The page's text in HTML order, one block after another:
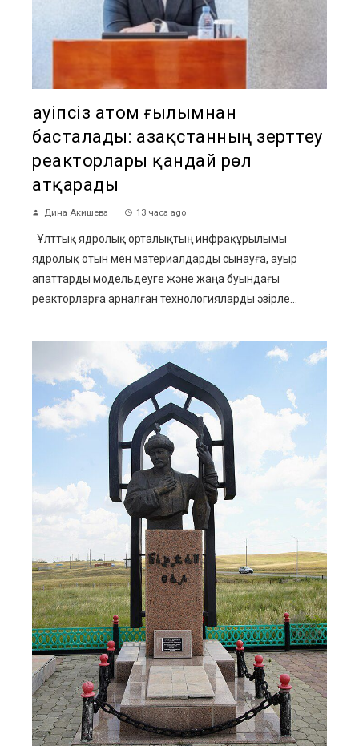
Қауіпсіз атом ғылымнан
басталады: Қазақстанның зерттеу
реакторлары қандай рөл
атқарады
Дина Акишева 13 часа ago
Ұлттық ядролық орталықтың инфрақұрылымы
ядролық отын мен материалдарды сынауға, ауыр
апаттарды модельдеуге және жаңа буындағы
реакторларға арналған технологияларды әзірле...